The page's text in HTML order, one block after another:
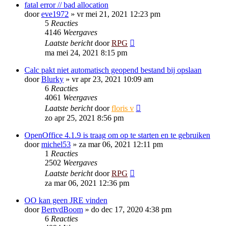
fatal error // bad allocation
dooreve1972 » vr mei 21, 2021 12:23 pm
5 Reacties
4146 Weergaves
Laatste berichtdoorRPG
ma mei 24, 2021 8:15 pm
Calc pakt niet automatisch geopend bestand bij opslaan
doorBlurky » vr apr 23, 2021 10:09 am
6 Reacties
4061 Weergaves
Laatste berichtdoorfloris v
zo apr 25, 2021 8:56 pm
OpenOffice 4.1.9 is traag om op te starten en te gebruiken
doormichel53 » za mar 06, 2021 12:11 pm
1 Reacties
2502 Weergaves
Laatste berichtdoorRPG
za mar 06, 2021 12:36 pm
OO kan geen JRE vinden
doorBertvdBoom » do dec 17, 2020 4:38 pm
6 Reacties